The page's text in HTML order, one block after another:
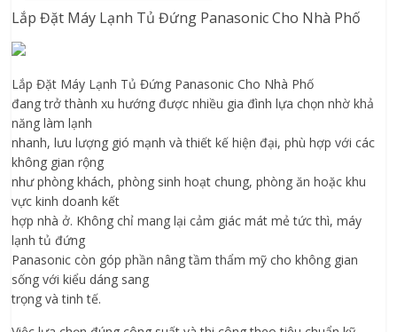
Lắp Đặt Máy Lạnh Tủ Đứng Panasonic Cho Nhà Phố
Lắp Đặt Máy Lạnh Tủ Đứng Panasonic Cho Nhà Phố
đang trở thành xu hướng được nhiều gia đình lựa chọn nhờ khả
năng làm lạnh
nhanh, lưu lượng gió mạnh và thiết kế hiện đại, phù hợp với các
không gian rộng
như phòng khách, phòng sinh hoạt chung, phòng ăn hoặc khu
vực kinh doanh kết
hợp nhà ở. Không chỉ mang lại cảm giác mát mẻ tức thì, máy
lạnh tủ đứng
Panasonic còn góp phần nâng tầm thẩm mỹ cho không gian
sống với kiểu dáng sang
trọng và tinh tế.